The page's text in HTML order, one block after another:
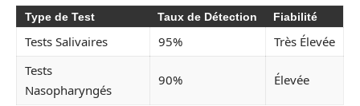
Type de Test Taux de Détection Fiabilité
Tests Salivaires 95%
Très Élevée
Tests
Nasopharyngés
90% Élevée